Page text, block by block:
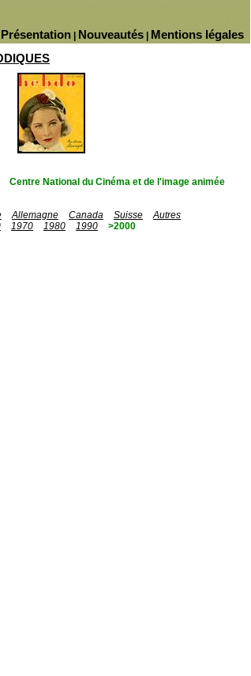
Mentions légales
Nouveautés
Présentation
Centre National du Cinéma et de l'image animée
Allemagne Canada Suisse
Autres
1970 1980 1990
>2000